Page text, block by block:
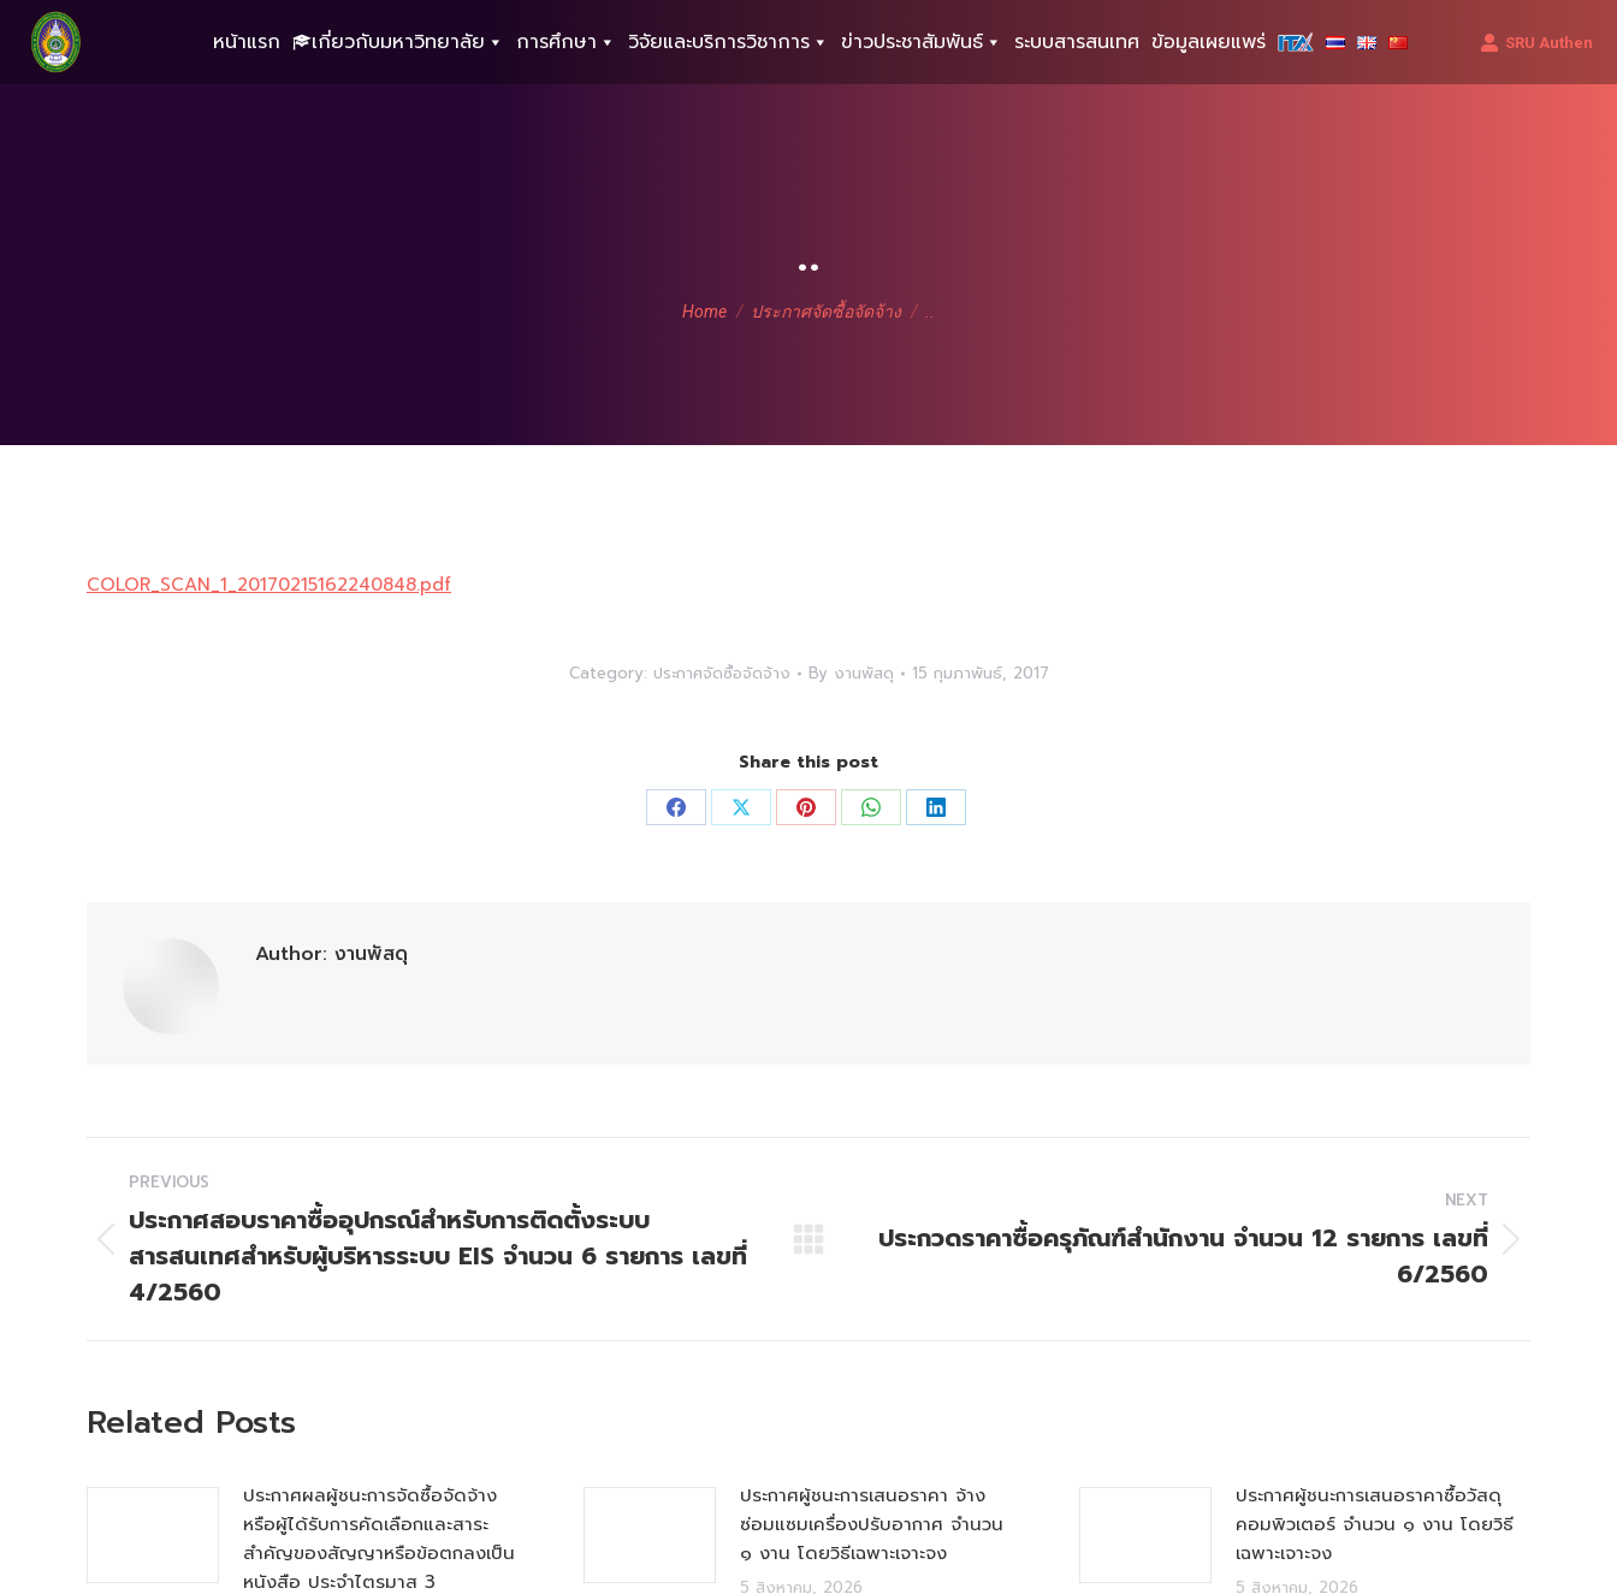
หน้าแรก เกี่ยวกับมหาวิทยาลัย การศึกษา วิจัยและบริการวิชาการ ข่าวประชาสัมพันธ์ ระบบสารสนเทศ ข้อมูลเผยแพร่ SRU Authen
..
You are here:
Home ประกาศจัดซื้อจัดจ้าง
COLOR_SCAN_1_20170215162240848.pdf
Category: ประกาศจัดซื้อจัดจ้าง By งานพัสดุ 15 กุมภาพันธ์, 2017
Share this post
Share Share Share Share Share
Author: งานพัสดุ
Post
navigation
PREVIOUS
Previous
post:
ประกาศสอบราคาซื้ออุปกรณ์สำหรับการติดตั้งระบบ
สารสนเทศสำหรับผู้บริหารระบบ EIS จำนวน 6 รายการ เลขที่
4/2560
NEXT
Next
ประกวดราคาซื้อครุภัณฑ์สำนักงาน จำนวน 12 รายการ เลขที่
6/2560
Related Posts
ประกาศผลผู้ชนะการจัดซื้อจัดจ้าง
หรือผู้ได้รับการคัดเลือกและสาระ
สำคัญของสัญญาหรือข้อตกลงเป็น
หนังสือ ประจำไตรมาส 3
ประกาศผู้ชนะการเสนอราคา จ้าง
ซ่อมแซมเครื่องปรับอากาศ จำนวน
๑ งาน โดยวิธีเฉพาะเจาะจง
5 สิงหาคม, 2026
ประกาศผู้ชนะการเสนอราคาซื้อวัสดุ
คอมพิวเตอร์ จำนวน ๑ งาน โดยวิธี
เฉพาะเจาะจง
5 สิงหาคม, 2026